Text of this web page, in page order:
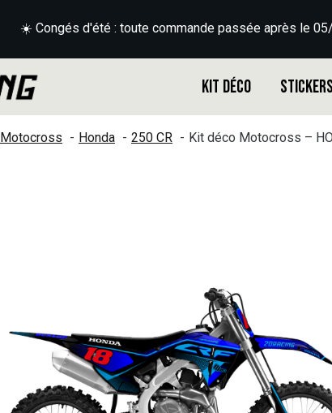
☀️ Congés d'été : toute commande passée après le
Kit déco Stickers
Motocross Honda 250 CR Kit déco Motocross –